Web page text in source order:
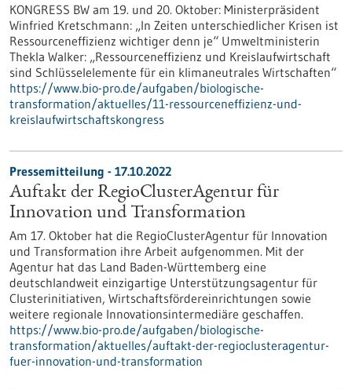
KONGRESS BW am 19. und 20. Oktober: Ministerpräsident
Winfried Kretschmann: „In Zeiten unterschiedlicher Krisen ist
Ressourceneffizienz wichtiger denn je“ Umweltministerin
Thekla Walker: „Ressourceneffizienz und Kreislaufwirtschaft
sind Schlüsselelemente für ein klimaneutrales Wirtschaften“
https://www.bio-pro.de/aufgaben/biologische-
transformation/aktuelles/11-ressourceneffizienz-und-
kreislaufwirtschaftskongress
Pressemitteilung - 17.10.2022
Auftakt der RegioClusterAgentur für
Innovation und Transformation
Am 17. Oktober hat die RegioClusterAgentur für Innovation
und Transformation ihre Arbeit aufgenommen. Mit der
Agentur hat das Land Baden-Württemberg eine
deutschlandweit einzigartige Unterstützungsagentur für
Clusterinitiativen, Wirtschaftsfördereinrichtungen sowie
weitere regionale Innovationsintermediäre geschaffen.
https://www.bio-pro.de/aufgaben/biologische-
transformation/aktuelles/auftakt-der-regioclusteragentur-
fuer-innovation-und-transformation